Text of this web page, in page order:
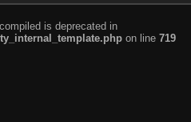
is deprecated in
on line 719